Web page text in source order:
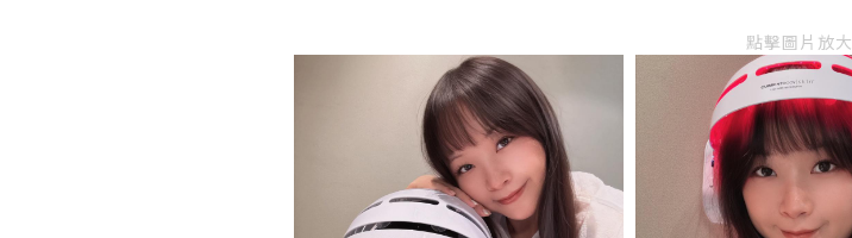
點擊圖片放大